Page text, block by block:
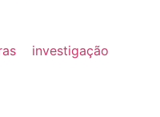
investigação